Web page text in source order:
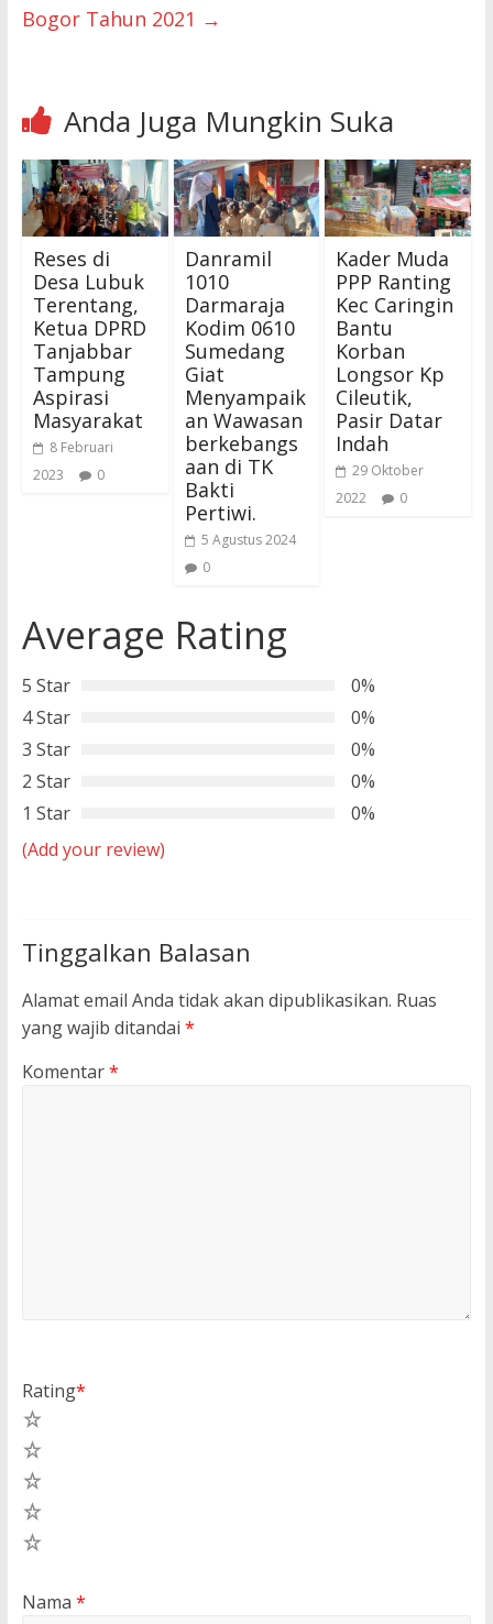
Bogor Tahun 2021 →
Anda Juga Mungkin Suka
Reses di
Desa Lubuk
Terentang,
Ketua DPRD
Tanjabbar
Tampung
Aspirasi
Masyarakat
8 Februari
2023
0
Danramil
1010
Darmaraja
Kodim 0610
Sumedang
Giat
Menyampaik
an Wawasan
berkebangs
aan di TK
Bakti
Pertiwi.
5 Agustus 2024
0
Kader Muda
PPP Ranting
Kec Caringin
Bantu
Korban
Longsor Kp
Cileutik,
Pasir Datar
Indah
29 Oktober
2022
0
Average Rating
5 Star
0%
4 Star
0%
3 Star
0%
2 Star
0%
1 Star
0%
(Add your review)
Tinggalkan Balasan
Alamat email Anda tidak akan dipublikasikan. Ruas
yang wajib ditandai *
Komentar*
Rating*
Nama *